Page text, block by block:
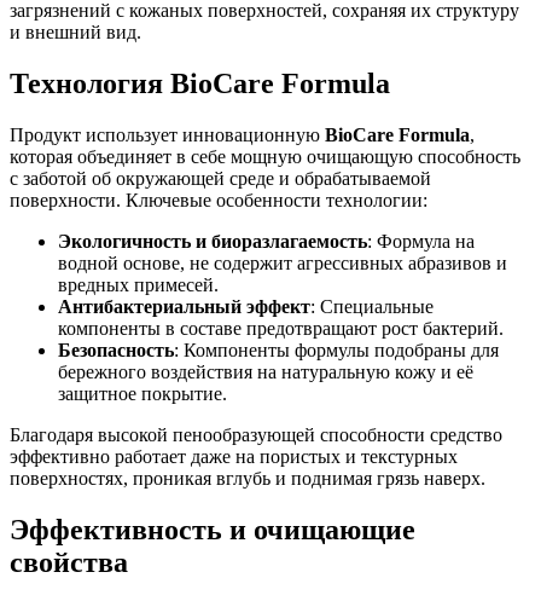
загрязнений с кожаных поверхностей, сохраняя их структуру
и внешний вид.
Технология BioCare Formula
Продукт использует инновационную BioCare Formula,
которая объединяет в себе мощную очищающую способность
с заботой об окружающей среде и обрабатываемой
поверхности. Ключевые особенности технологии:
Экологичность и биоразлагаемость: Формула на
водной основе, не содержит агрессивных абразивов и
вредных примесей.
Антибактериальный эффект: Специальные
компоненты в составе предотвращают рост бактерий.
Безопасность: Компоненты формулы подобраны для
бережного воздействия на натуральную кожу и её
защитное покрытие.
Благодаря высокой пенообразующей способности средство
эффективно работает даже на пористых и текстурных
поверхностях, проникая вглубь и поднимая грязь наверх.
Эффективность и очищающие
свойства